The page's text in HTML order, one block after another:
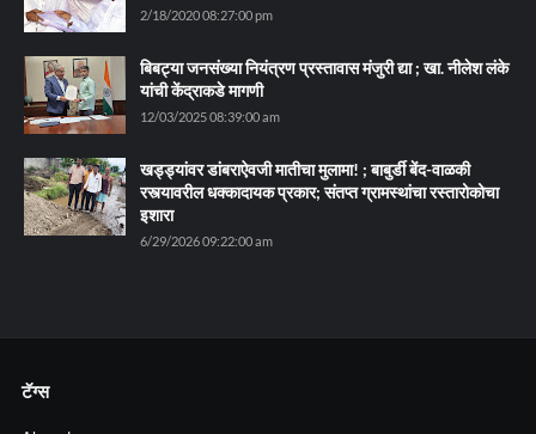
2/18/2020 08:27:00 pm
बिबट्या जनसंख्या नियंत्रण प्रस्तावास मंजुरी द्या ; खा. नीलेश लंके
यांची केंद्राकडे मागणी
12/03/2025 08:39:00 am
खड्ड्यांवर डांबराऐवजी मातीचा मुलामा! ; बाबुर्डी बेंद-वाळकी
रस्त्यावरील धक्कादायक प्रकार; संतप्त ग्रामस्थांचा रस्तारोकोचा
इशारा
6/29/2026 09:22:00 am
टॅग्स